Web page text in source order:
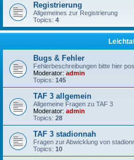
Registrierung
Allgemeines zur Registrierung
Topics: 4
Bugs & Fehler
Fehlerbeschreibungen bitte hier
Moderator: admin
Topics: 145
TAF 3 allgemein
Allgemeine Fragen zu TAF 3
Moderator: admin
Topics: 28
TAF 3 stadionnah
Fragen zur Abwicklung von
Topics: 10